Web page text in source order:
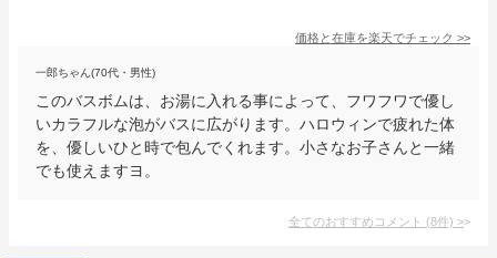
価格と在庫を楽天でチェック >>
一郎ちゃん(70代・男性)
このバスボムは、お湯に入れる事によって、フワフワで優し
いカラフルな泡がバスに広がります。ハロウィンで疲れた体
を、優しいひと時で包んでくれます。小さなお子さんと一緒
でも使えますヨ。
全てのおすすめコメント (8件) >